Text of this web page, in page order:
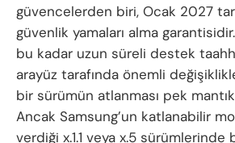
güvencelerden biri, Ocak 2027
güvenlik yamaları alma
bu kadar uzun süreli destek
arayüz tarafında önemli
bir sürümün atlanması pek
Ancak Samsung’un katlanabilir
verdiği x.1.1 veya x.5 sürümlerinde